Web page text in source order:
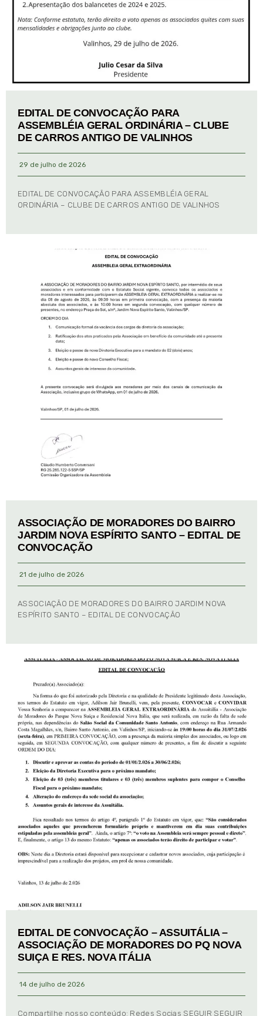
EDITAL DE CONVOCAÇÃO PARA
ASSEMBLÉIA GERAL ORDINÁRIA – CLUBE
DE CARROS ANTIGO DE VALINHOS
29 de julho de 2026
EDITAL DE CONVOCAÇÃO PARA ASSEMBLÉIA GERAL
ORDINÁRIA – CLUBE DE CARROS ANTIGO DE VALINHOS
ASSOCIAÇÃO DE MORADORES DO BAIRRO
JARDIM NOVA ESPÍRITO SANTO – EDITAL DE
CONVOCAÇÃO
21 de julho de 2026
ASSOCIAÇÃO DE MORADORES DO BAIRRO JARDIM NOVA
ESPÍRITO SANTO – EDITAL DE CONVOCAÇÃO
EDITAL DE CONVOCAÇÃO – ASSUITÁLIA –
ASSOCIAÇÃO DE MORADORES DO PQ NOVA
SUIÇA E RES. NOVA ITÁLIA
14 de julho de 2026
Compartilhe nosso conteúdo: Redes Socias SEGUIR SEGUIR